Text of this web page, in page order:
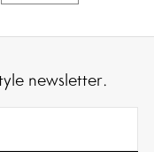
newsletter.